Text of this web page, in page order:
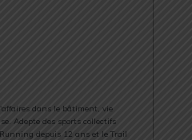
dans le bâtiment, vie
Adepte des sports collectifs
depuis 12 ans et le Trail